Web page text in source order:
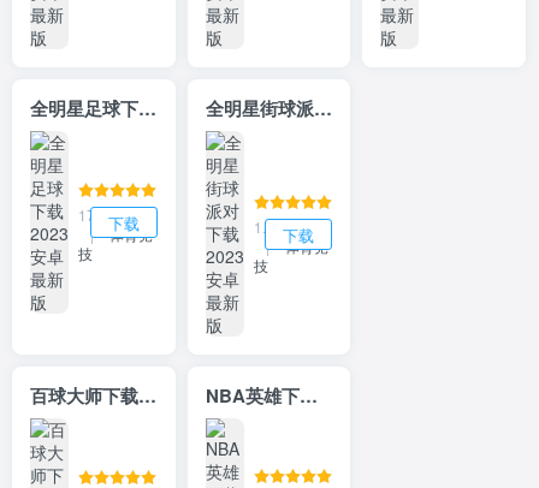
全明星足球下载2023安卓最新版
172.18MB
|
体育竞
技
下载
全明星街球派对下载2023安卓最新版
1.56GB
|
体育竞
技
下载
百球大师下载2023安卓最新版 NBA英雄下载2023安卓最新版